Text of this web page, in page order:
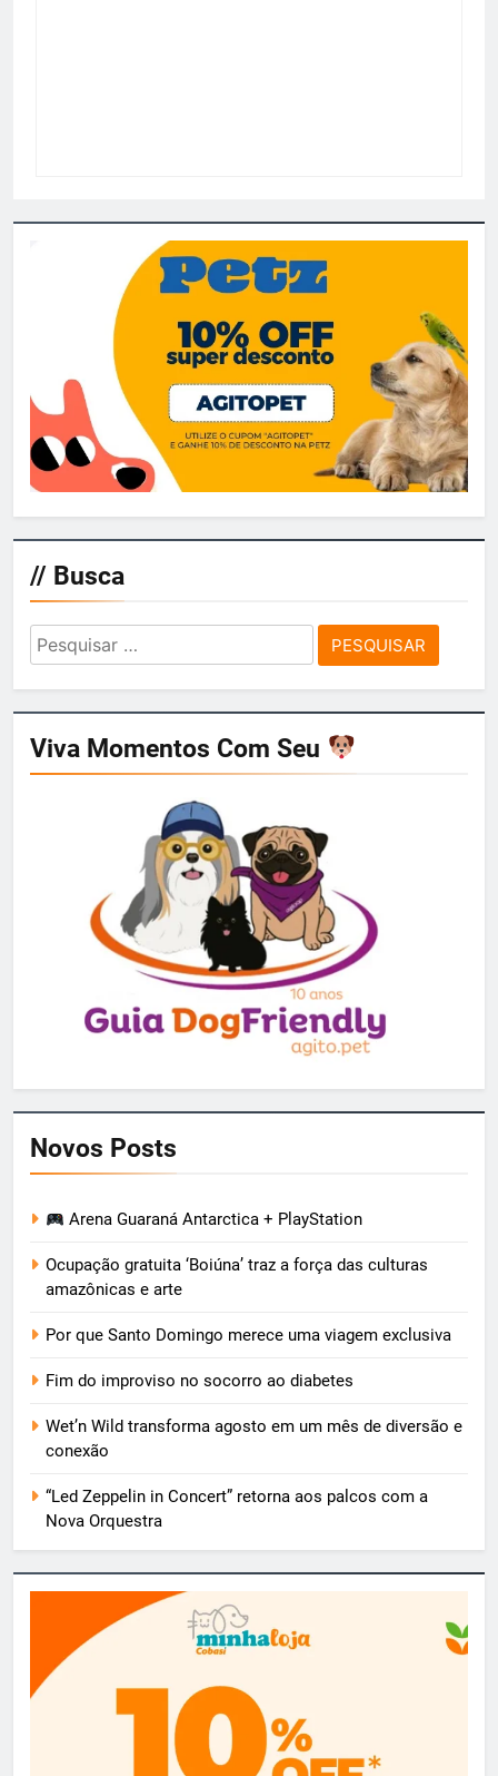
// Busca
Pesquisar
por:
Viva Momentos Com Seu
Novos Posts
Arena Guaraná Antarctica + PlayStation
Ocupação gratuita ‘Boiúna’ traz a força das culturas
amazônicas e arte
Por que Santo Domingo merece uma viagem exclusiva
Fim do improviso no socorro ao diabetes
Wet’n Wild transforma agosto em um mês de diversão e
conexão
“Led Zeppelin in Concert” retorna aos palcos com a
Nova Orquestra